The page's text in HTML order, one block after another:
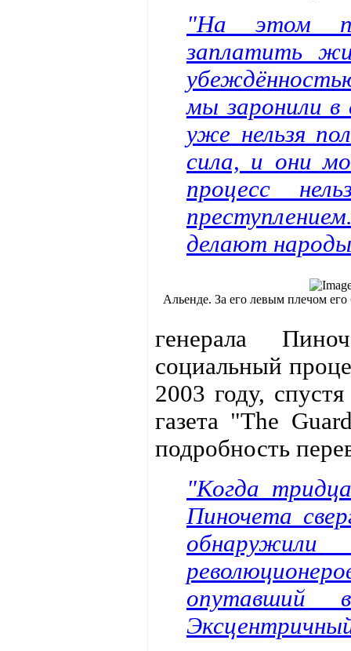
"На этом
заплатить
мы заронили в
уже нельзя
сила, и они
процесс
делают
Альенде. За его левым плечом
генерала
социальный
2003 году,
газета "The
подробность
"Когда
Пиночета
опутавший